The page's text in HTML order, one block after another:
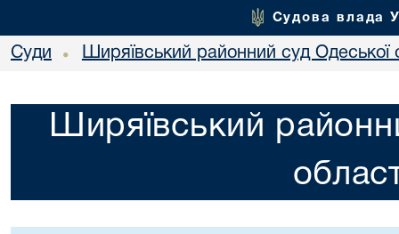
Судова влада
Суди • Ширяївський районний суд Одеської
Ширяївський